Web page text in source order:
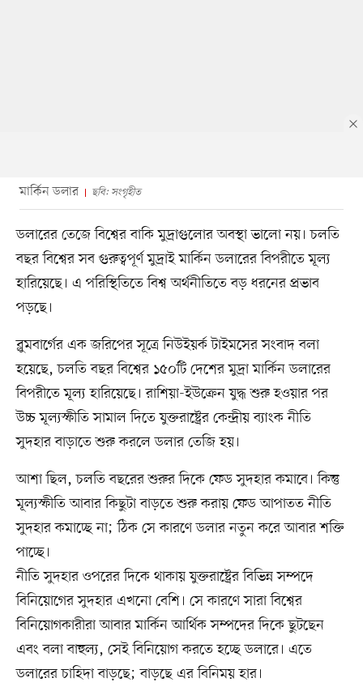
মার্কিন ডলার ছবি: সংগৃহীত
ডলারের তেজে বিশ্বের বাকি মুদ্রাগুলোর অবস্থা ভালো নয়। চলতি
বছর বিশ্বের সব গুরুত্বপূর্ণ মুদ্রাই মার্কিন ডলারের বিপরীতে মূল্য
হারিয়েছে। এ পরিস্থিতিতে বিশ্ব অর্থনীতিতে বড় ধরনের প্রভাব
পড়ছে।
ব্লুমবার্গের এক জরিপের সূত্রে নিউইয়র্ক টাইমসের সংবাদ বলা
হয়েছে, চলতি বছর বিশ্বের ১৫০টি দেশের মুদ্রা মার্কিন ডলারের
বিপরীতে মূল্য হারিয়েছে। রাশিয়া-ইউক্রেন যুদ্ধ শুরু হওয়ার পর
উচ্চ মূল্যস্ফীতি সামাল দিতে যুক্তরাষ্ট্রের কেন্দ্রীয় ব্যাংক নীতি
সুদহার বাড়াতে শুরু করলে ডলার তেজি হয়।
আশা ছিল, চলতি বছরের শুরুর দিকে ফেড সুদহার কমাবে। কিন্তু
মূল্যস্ফীতি আবার কিছুটা বাড়তে শুরু করায় ফেড আপাতত নীতি
সুদহার কমাচ্ছে না; ঠিক সে কারণে ডলার নতুন করে আবার শক্তি
পাচ্ছে।
নীতি সুদহার ওপরের দিকে থাকায় যুক্তরাষ্ট্রের বিভিন্ন সম্পদে
বিনিয়োগের সুদহার এখনো বেশি। সে কারণে সারা বিশ্বের
বিনিয়োগকারীরা আবার মার্কিন আর্থিক সম্পদের দিকে ছুটছেন
এবং বলা বাহুল্য, সেই বিনিয়োগ করতে হচ্ছে ডলারে। এতে
ডলারের চাহিদা বাড়ছে; বাড়ছে এর বিনিময় হার।